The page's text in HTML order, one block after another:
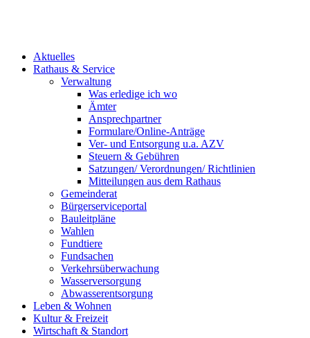
Aktuelles
Rathaus & Service
Verwaltung
Was erledige ich wo
Ämter
Ansprechpartner
Formulare/Online-Anträge
Ver- und Entsorgung u.a. AZV
Steuern & Gebühren
Satzungen/ Verordnungen/ Richtlinien
Mitteilungen aus dem Rathaus
Gemeinderat
Bürgerserviceportal
Bauleitpläne
Wahlen
Fundtiere
Fundsachen
Verkehrsüberwachung
Wasserversorgung
Abwasserentsorgung
Leben & Wohnen
Kultur & Freizeit
Wirtschaft & Standort